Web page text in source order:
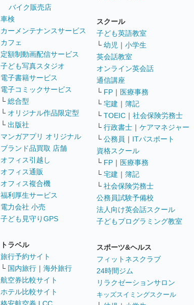
バイク販売店
車検
カーメンテナンスサービス
カフェ
定額制動画配信サービス
子ども写真スタジオ
電子書籍サービス
電子コミックサービス
└ 総合型
└ オリジナル作品限定型
└ 出版社
マンガアプリ オリジナル
ブランド品買取 店舗
オフィス引越し
オフィス通販
オフィス複合機
福利厚生サービス
電力会社 小売
子ども見守りGPS
トラベル
旅行予約サイト
└ 国内旅行 ｜ 海外旅行
航空券比較サイト
ホテル比較サイト
スクール
子ども英語教室
└ 幼児 ｜ 小学生
英会話教室
オンライン英会話
通信講座
└ FP ｜ 医療事務
└ 宅建 ｜ 簿記
└ TOEIC ｜ 社会保険労務士
└ 行政書士 ｜ ケアマネジャー
└ 公務員 ｜ ITパスポート
資格スクール
└ FP ｜ 医療事務
└ 宅建 ｜ 簿記
└ 社会保険労務士
公務員試験予備校
法人向け英会話スクール
子どもプログラミング教室
スポーツ&ヘルス
フィットネスクラブ
24時間ジム
リラクゼーションサロン
キッズスイミングスクール